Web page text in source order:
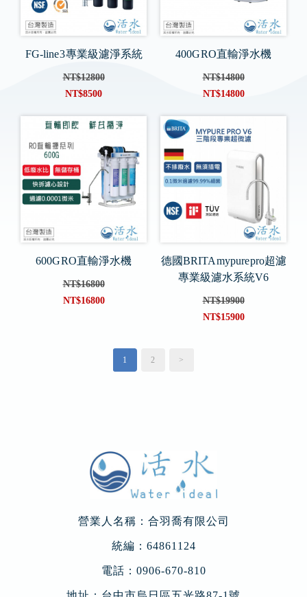
FG-line 3 專業級濾淨系統
NT$12800
NT$8500
400G RO直輸淨水機
NT$14800
NT$14800
600G RO直輸淨水機
NT$16800
NT$16800
德國BRITA mypure pro超濾
專業級濾水系統V6
NT$19900
NT$15900
1 2 >
營業人名稱：合羽喬有限公司
統編：64861124
電話： 0906-670-810